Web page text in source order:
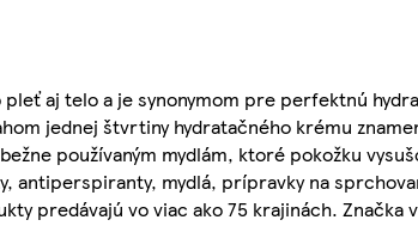
aj telo a je synonymom pre perfektnú
jednej štvrtiny hydratačného krému
používaným mydlám, ktoré pokožku
antiperspiranty, mydlá, prípravky na
predávajú vo viac ako 75 krajinách. Značka